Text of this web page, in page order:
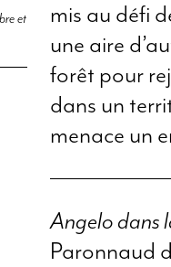
et
mis au défi
une aire
forêt pour
dans un
menace un
Angelo dans
Paronnaud